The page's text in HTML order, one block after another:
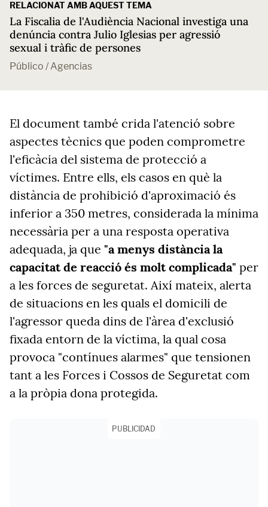
RELACIONAT AMB AQUEST TEMA
La Fiscalia de l'Audiència Nacional investiga una
denúncia contra Julio Iglesias per agressió
sexual i tràfic de persones
Público / Agencias
El document també crida l'atenció sobre
aspectes tècnics que poden comprometre
l'eficàcia del sistema de protecció a
víctimes. Entre ells, els casos en què la
distància de prohibició d'aproximació és
inferior a 350 metres, considerada la mínima
necessària per a una resposta operativa
adequada, ja que "a menys distància la
capacitat de reacció és molt complicada" per
a les forces de seguretat. Així mateix, alerta
de situacions en les quals el domicili de
l'agressor queda dins de l'àrea d'exclusió
fixada entorn de la víctima, la qual cosa
provoca "contínues alarmes" que tensionen
tant a les Forces i Cossos de Seguretat com
a la pròpia dona protegida.
PUBLICIDAD